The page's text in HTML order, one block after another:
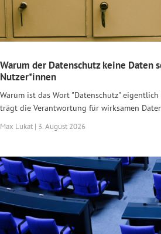
Warum der Datenschutz keine Daten
Nutzer*innen
Warum ist das Wort "Datenschutz"
trägt die Verantwortung für wirksamen
Max Lukat | 3. August 2026